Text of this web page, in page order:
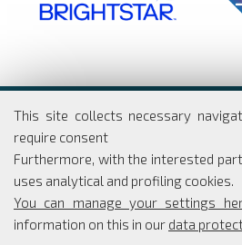
This site collects necessary
require consent
Furthermore, with the interested
uses analytical and profiling cookies.
You can manage your settings
information on this in our data
Università degli
Via Columbia,
00133 Roma